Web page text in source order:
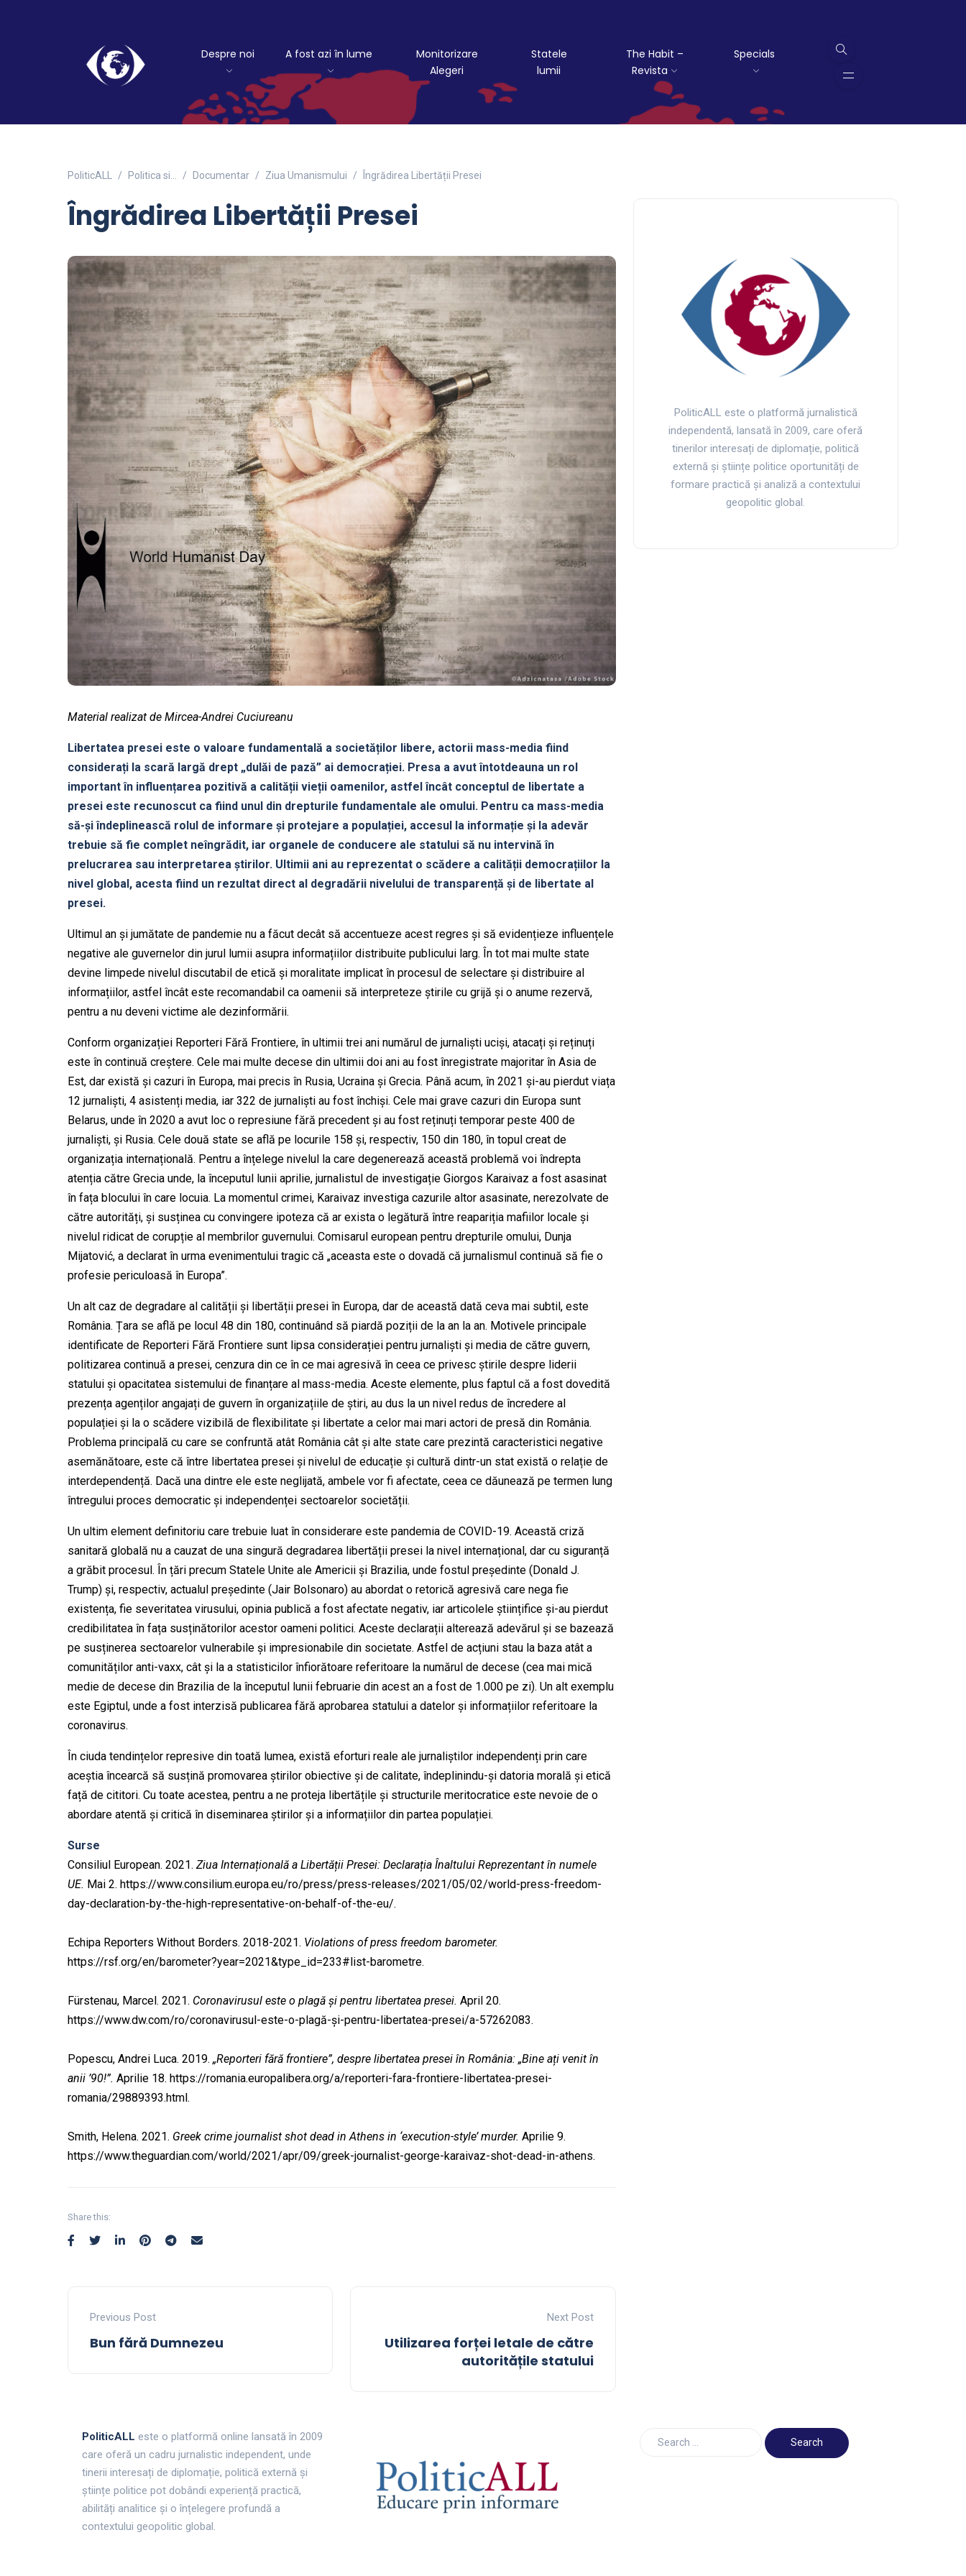
Despre noi A fost azi în lume
Monitorizare
Alegeri
Statele
lumii
The Habit –
Revista
Specials
PoliticALL Politica si… Documentar Ziua Umanismului Îngrădirea Libertății Presei
Îngrădirea Libertății Presei
Material realizat de Mircea-Andrei Cuciureanu
Libertatea presei este o valoare fundamentală a societăților libere, actorii mass-media fiind
considerați la scară largă drept „dulăi de pază” ai democrației. Presa a avut întotdeauna un rol
important în influențarea pozitivă a calității vieții oamenilor, astfel încât conceptul de libertate a
presei este recunoscut ca fiind unul din drepturile fundamentale ale omului. Pentru ca mass-media
să-și îndeplinească rolul de informare și protejare a populației, accesul la informație și la adevăr
trebuie să fie complet neîngrădit, iar organele de conducere ale statului să nu intervină în
prelucrarea sau interpretarea știrilor. Ultimii ani au reprezentat o scădere a calității democrațiilor la
nivel global, acesta fiind un rezultat direct al degradării nivelului de transparență și de libertate al
presei.
Ultimul an și jumătate de pandemie nu a făcut decât să accentueze acest regres și să evidențieze influențele
negative ale guvernelor din jurul lumii asupra informațiilor distribuite publicului larg. În tot mai multe state
devine limpede nivelul discutabil de etică și moralitate implicat în procesul de selectare și distribuire al
informațiilor, astfel încât este recomandabil ca oamenii să interpreteze știrile cu grijă și o anume rezervă,
pentru a nu deveni victime ale dezinformării.
Conform organizației Reporteri Fără Frontiere, în ultimii trei ani numărul de jurnaliști uciși, atacați și reținuți
este în continuă creștere. Cele mai multe decese din ultimii doi ani au fost înregistrate majoritar în Asia de
Est, dar există și cazuri în Europa, mai precis în Rusia, Ucraina și Grecia. Până acum, în 2021 și-au pierdut viața
12 jurnaliști, 4 asistenți media, iar 322 de jurnaliști au fost închiși. Cele mai grave cazuri din Europa sunt
Belarus, unde în 2020 a avut loc o represiune fără precedent și au fost reținuți temporar peste 400 de
jurnaliști, și Rusia. Cele două state se află pe locurile 158 și, respectiv, 150 din 180, în topul creat de
organizația internațională. Pentru a înțelege nivelul la care degenerează această problemă voi îndrepta
atenția către Grecia unde, la începutul lunii aprilie, jurnalistul de investigație Giorgos Karaivaz a fost asasinat
în fața blocului în care locuia. La momentul crimei, Karaivaz investiga cazurile altor asasinate, nerezolvate de
către autorități, și susținea cu convingere ipoteza că ar exista o legătură între reapariția mafiilor locale și
nivelul ridicat de corupție al membrilor guvernului. Comisarul european pentru drepturile omului, Dunja
Mijatović, a declarat în urma evenimentului tragic că „aceasta este o dovadă că jurnalismul continuă să fie o
profesie periculoasă în Europa”.
Un alt caz de degradare al calității și libertății presei în Europa, dar de această dată ceva mai subtil, este
România. Țara se află pe locul 48 din 180, continuând să piardă poziții de la an la an. Motivele principale
identificate de Reporteri Fără Frontiere sunt lipsa considerației pentru jurnaliști și media de către guvern,
politizarea continuă a presei, cenzura din ce în ce mai agresivă în ceea ce privesc știrile despre liderii
statului și opacitatea sistemului de finanțare al mass-media. Aceste elemente, plus faptul că a fost dovedită
prezența agenților angajați de guvern în organizațiile de știri, au dus la un nivel redus de încredere al
populației și la o scădere vizibilă de flexibilitate și libertate a celor mai mari actori de presă din România.
Problema principală cu care se confruntă atât România cât și alte state care prezintă caracteristici negative
asemănătoare, este că între libertatea presei și nivelul de educație și cultură dintr-un stat există o relație de
interdependență. Dacă una dintre ele este neglijată, ambele vor fi afectate, ceea ce dăunează pe termen lung
întregului proces democratic și independenței sectoarelor societății.
Un ultim element definitoriu care trebuie luat în considerare este pandemia de COVID-19. Această criză
sanitară globală nu a cauzat de una singură degradarea libertății presei la nivel internațional, dar cu siguranță
a grăbit procesul. În țări precum Statele Unite ale Americii și Brazilia, unde fostul președinte (Donald J.
Trump) și, respectiv, actualul președinte (Jair Bolsonaro) au abordat o retorică agresivă care nega fie
existența, fie severitatea virusului, opinia publică a fost afectate negativ, iar articolele științifice și-au pierdut
credibilitatea în fața susținătorilor acestor oameni politici. Aceste declarații alterează adevărul și se bazează
pe susținerea sectoarelor vulnerabile și impresionabile din societate. Astfel de acțiuni stau la baza atât a
comunităților anti-vaxx, cât și la a statisticilor înfiorătoare referitoare la numărul de decese (cea mai mică
medie de decese din Brazilia de la începutul lunii februarie din acest an a fost de 1.000 pe zi). Un alt exemplu
este Egiptul, unde a fost interzisă publicarea fără aprobarea statului a datelor și informațiilor referitoare la
coronavirus.
În ciuda tendințelor represive din toată lumea, există eforturi reale ale jurnaliștilor independenți prin care
aceștia încearcă să susțină promovarea știrilor obiective și de calitate, îndeplinindu-și datoria morală și etică
față de cititori. Cu toate acestea, pentru a ne proteja libertățile și structurile meritocratice este nevoie de o
abordare atentă și critică în diseminarea știrilor și a informațiilor din partea populației.
Surse
Consiliul European. 2021. Ziua Internațională a Libertății Presei: Declarația Înaltului Reprezentant în numele
UE. Mai 2. https://www.consilium.europa.eu/ro/press/press-releases/2021/05/02/world-press-freedom-
day-declaration-by-the-high-representative-on-behalf-of-the-eu/.
Echipa Reporters Without Borders. 2018-2021. Violations of press freedom barometer.
https://rsf.org/en/barometer?year=2021&type_id=233#list-barometre.
Fürstenau, Marcel. 2021. Coronavirusul este o plagă și pentru libertatea presei. April 20.
https://www.dw.com/ro/coronavirusul-este-o-plagă-și-pentru-libertatea-presei/a-57262083.
Popescu, Andrei Luca. 2019. „Reporteri fără frontiere”, despre libertatea presei în România: „Bine ați venit în
anii ’90!”. Aprilie 18. https://romania.europalibera.org/a/reporteri-fara-frontiere-libertatea-presei-
romania/29889393.html.
Smith, Helena. 2021. Greek crime journalist shot dead in Athens in ‘execution-style’ murder. Aprilie 9.
https://www.theguardian.com/world/2021/apr/09/greek-journalist-george-karaivaz-shot-dead-in-athens.
Share this:
Previous Post
Bun fără Dumnezeu
Next Post
Utilizarea forței letale de către
autoritățile statului
PoliticALL este o platformă jurnalistică
independentă, lansată în 2009, care oferă
tinerilor interesați de diplomație, politică
externă și științe politice oportunități de
formare practică și analiză a contextului
geopolitic global.
PoliticALL este o platformă online lansată în 2009
care oferă un cadru jurnalistic independent, unde
tinerii interesați de diplomație, politică externă și
științe politice pot dobândi experiență practică,
abilități analitice și o înțelegere profundă a
contextului geopolitic global.